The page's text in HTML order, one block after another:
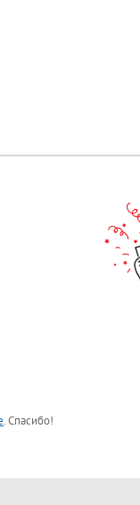
. Спасибо!